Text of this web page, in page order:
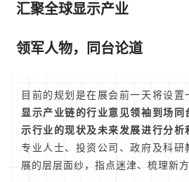
汇聚全球显示产业
领军人物， 同台论道
目前的规划是在展会前一天将设置
显示产业链的行业意见领袖到场同
示行业的现状及未来发展进行分析
专业人士、投资公司、政府及科研
展的层层面纱，指点迷津、梳理新